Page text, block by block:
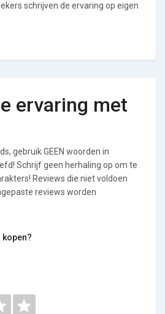
schrijven de ervaring op eigen
ervaring met
gebruik GEEN woorden in
Schrijf geen herhaling op om te
Reviews die niet voldoen
reviews worden